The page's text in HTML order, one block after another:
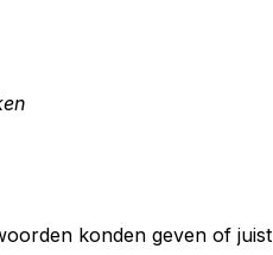
konden geven of juist